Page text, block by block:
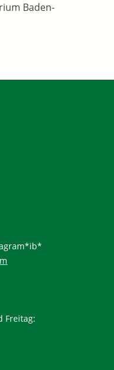
Baden-
Freitag: